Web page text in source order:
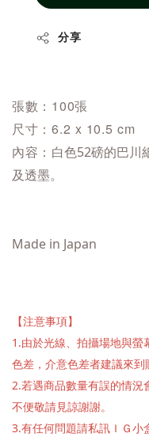
分享
張數：100張
尺寸：6.2 x 10.5 cm
內容： 白色52磅的巴川
及透墨。
Made in Japan
【注意事項】
1.由於光線、拍攝場地與
色差，介意色差者建議來到
2.若遇商品數量有誤的情況
不便敬請見諒謝謝。
3.有任何問題請私訊ＩＧ小